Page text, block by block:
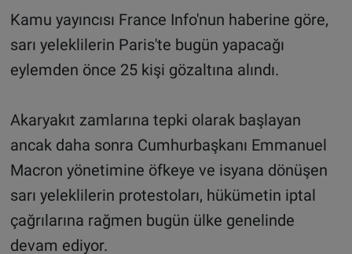
Kamu yayıncısı France Info'nun haberine göre,
sarı yeleklilerin Paris'te bugün yapacağı
eylemden önce 25 kişi gözaltına alındı.
Akaryakıt zamlarına tepki olarak başlayan
ancak daha sonra Cumhurbaşkanı Emmanuel
Macron yönetimine öfkeye ve isyana dönüşen
sarı yeleklilerin protestoları, hükümetin iptal
çağrılarına rağmen bugün ülke genelinde
devam ediyor.